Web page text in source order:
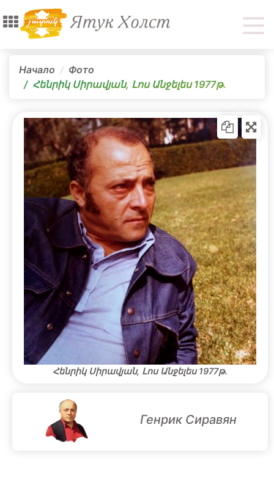
Начало
Фото
Հենրիկ Սիրավյան, Լոս Անջելես 1977թ.
Հենրիկ Սիրավյան, Լոս Անջելես 1977թ.
Генрик Сиравян